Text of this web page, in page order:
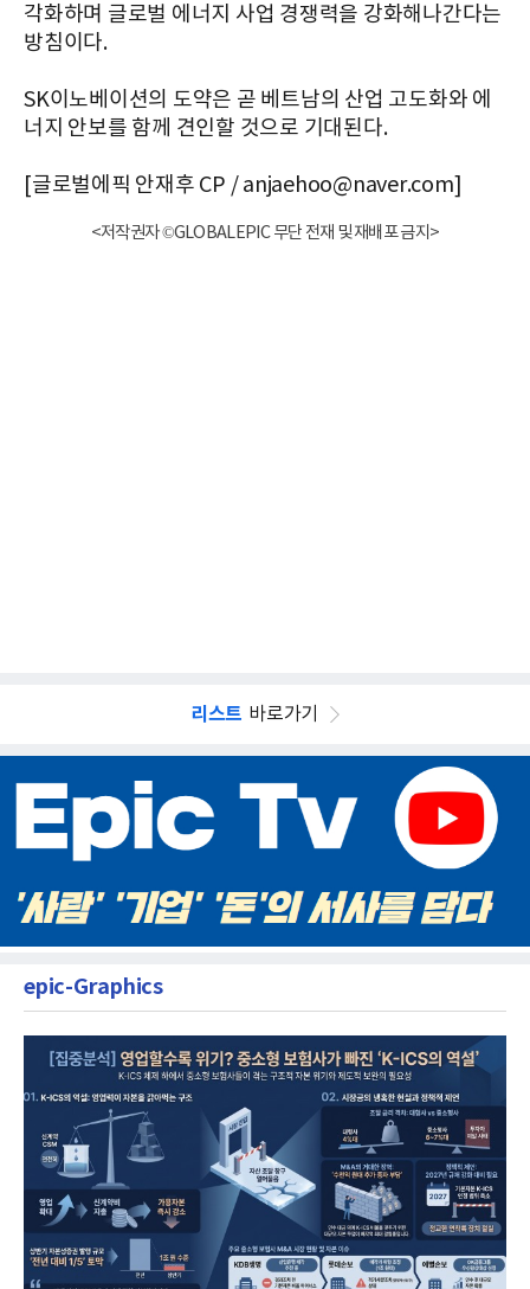
각화하며 글로벌 에너지 사업 경쟁력을 강화해나간다는
방침이다.
SK이노베이션의 도약은 곧 베트남의 산업 고도화와 에
너지 안보를 함께 견인할 것으로 기대된다.
[글로벌에픽 안재후 CP / anjaehoo@naver.com]
<저작권자 ©GLOBALEPIC 무단 전재 및 재배포 금지>
리스트 바로가기
epic-Graphics